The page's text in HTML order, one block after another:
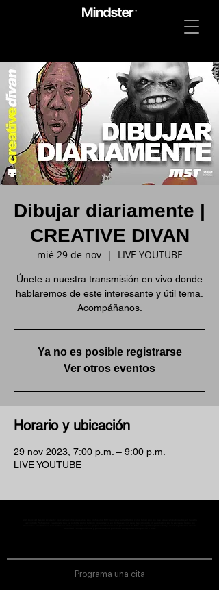
Dibujar diariamente |
CREATIVE DIVAN
mié 29 de nov
  |
LIVE YOUTUBE
Únete a nuestra transmisión en vivo donde
hablaremos de este interesante y útil tema.
Acompáñanos.
Ya no es posible registrarse
Ver otros eventos
Horario y ubicación
29 nov 2023, 7:00 p.m. – 9:00 p.m.
LIVE YOUTUBE
Programa una cita